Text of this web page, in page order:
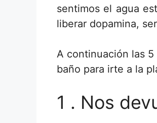
sentimos el agua
liberar dopamina,
A continuación las
baño para irte a la
1 . Nos